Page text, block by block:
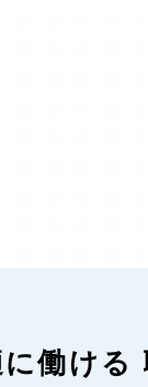
働ける